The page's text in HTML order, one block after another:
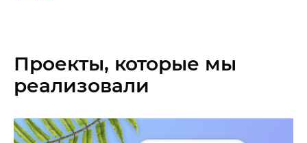
Проекты, которые мы
реализовали